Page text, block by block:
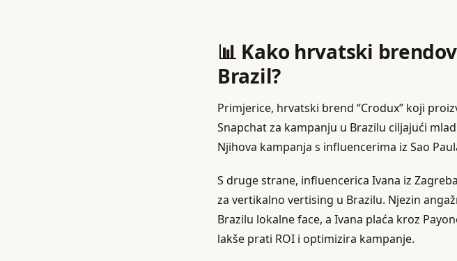
📊 Kako hrvatski
Brazil?
Primjerice, hrvatski brend “Crodux” koji
Snapchat za kampanju u Brazilu ciljajući
Njihova kampanja s influencerima iz Sao
S druge strane, influencerica Ivana iz
za vertikalno vertising u Brazilu. Njezin
Brazilu lokalne face, a Ivana plaća kroz
lakše prati ROI i optimizira kampanje.